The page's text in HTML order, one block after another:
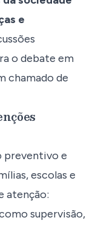
e
o debate em
chamado de
preventivo e
escolas e
atenção:
supervisão,